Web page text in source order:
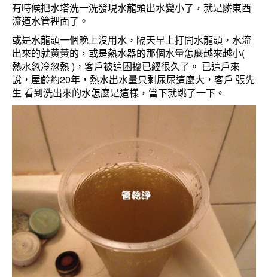
有時候把水塔洗一洗發現水龍頭出水變小了，就是髒東西
流道水管裡面了。
或是水龍頭一個晚上沒用水，隔天早上打開水龍頭，水流
出來的就黃黃的，或是熱水器的那個水量怎麼越來越小(
熱水忽冷忽熱 )，客戶被這困擾已經很久了。 已這戶來
說，屋齡約20年，熱水出水量只剩尿尿這麼大，客戶 張先
生 看到洗出來的水怎麼是這樣，當下就跳了一下。